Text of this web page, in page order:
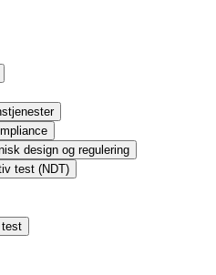
design og regulering
test (NDT)